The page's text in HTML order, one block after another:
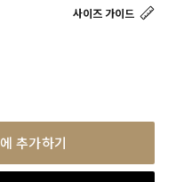
사이즈 가이드
추가하기